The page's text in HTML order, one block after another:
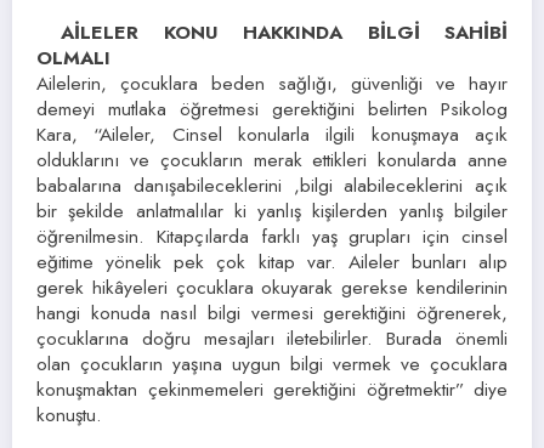
AİLELER KONU HAKKINDA BİLGİ SAHİBİ
OLMALI
Ailelerin, çocuklara beden sağlığı, güvenliği ve hayır
demeyi mutlaka öğretmesi gerektiğini belirten Psikolog
Kara, “Aileler, Cinsel konularla ilgili konuşmaya açık
olduklarını ve çocukların merak ettikleri konularda anne
babalarına danışabileceklerini ,bilgi alabileceklerini açık
bir şekilde anlatmalılar ki yanlış kişilerden yanlış bilgiler
öğrenilmesin. Kitapçılarda farklı yaş grupları için cinsel
eğitime yönelik pek çok kitap var. Aileler bunları alıp
gerek hikâyeleri çocuklara okuyarak gerekse kendilerinin
hangi konuda nasıl bilgi vermesi gerektiğini öğrenerek,
çocuklarına doğru mesajları iletebilirler. Burada önemli
olan çocukların yaşına uygun bilgi vermek ve çocuklara
konuşmaktan çekinmemeleri gerektiğini öğretmektir” diye
konuştu.